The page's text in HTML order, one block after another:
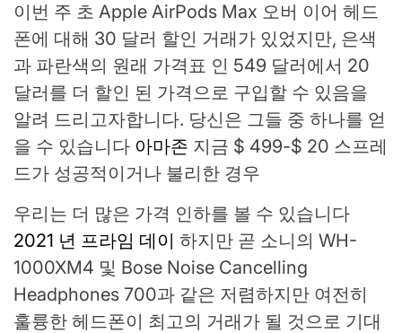
이번 주 초 Apple AirPods Max 오버 이어 헤드
폰에 대해 30 달러 할인 거래가 있었지만, 은색
과 파란색의 원래 가격표 인 549 달러에서 20
달러를 더 할인 된 가격으로 구입할 수 있음을
알려 드리고자합니다. 당신은 그들 중 하나를 얻
을 수 있습니다 아마존 지금 $ 499-$ 20 스프레
드가 성공적이거나 불리한 경우
우리는 더 많은 가격 인하를 볼 수 있습니다
2021 년 프라임 데이 하지만 곧 소니의 WH-
1000XM4 및 Bose Noise Cancelling
Headphones 700과 같은 저렴하지만 여전히
훌륭한 헤드폰이 최고의 거래가 될 것으로 기대